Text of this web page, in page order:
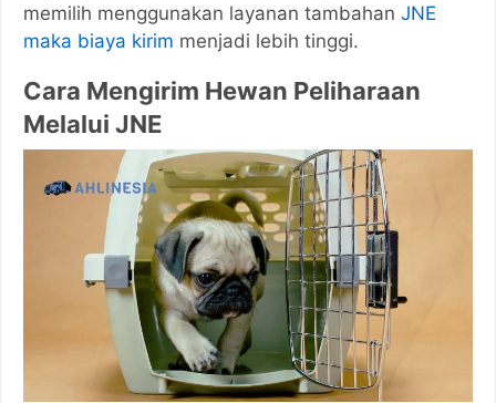
memilih menggunakan layanan tambahan JNE
maka biaya kirim menjadi lebih tinggi.
Cara Mengirim Hewan Peliharaan
Melalui JNE